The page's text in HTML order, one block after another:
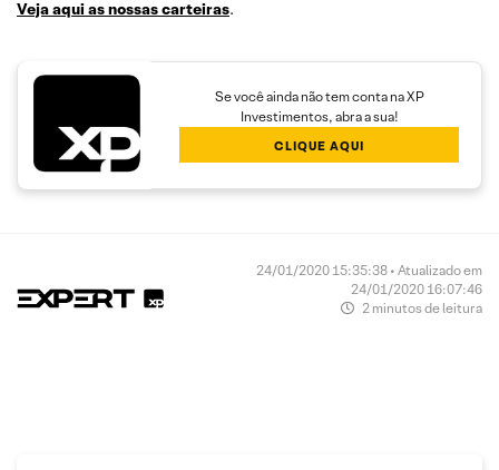
Veja aqui as nossas carteiras.
Se você ainda não tem conta na XP
Investimentos, abra a sua!
CLIQUE AQUI
24/01/2020 15:35:38 • Atualizado em
24/01/2020 16:07:46
2 minutos de leitura